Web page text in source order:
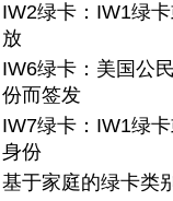
IW2绿卡：IW1绿
放
IW6绿卡：美国公
份而签发
IW7绿卡：IW1绿
身份
基于家庭的绿卡类